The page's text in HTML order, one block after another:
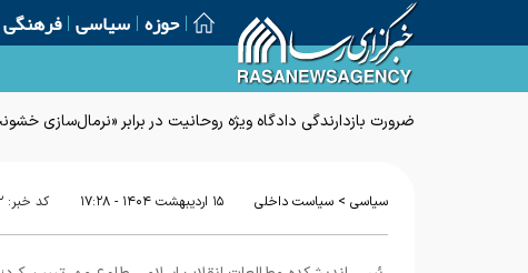
حوزه سیاسی فرهنگی
ضرورت بازدارندگی دادگاه ویژه روحانیت در برابر «نرمال‌سازی
سیاسی > سیاست داخلی ۱۵ ارديبهشت ۱۴۰۴ - ۱۷:۲۸ کد خبر: